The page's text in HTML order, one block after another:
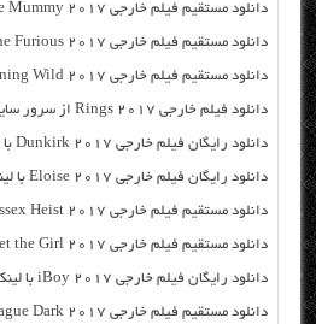
دانلود مستقیم فیلم خارجی The Mummy 2017 از سرور سایت
دانلود مستقیم فیلم خارجی The Fate of the Furious 2017 از سرور سایت
دانلود مستقیم فیلم خارجی Running Wild 2017 از سرور سایت
دانلود فیلم خارجی Rings 2017 از سرور سایت
دانلود رایگان فیلم خارجی Dunkirk 2017 با لینک مستقیم
دانلود رایگان فیلم خارجی Eloise 2017 با لینک مستقیم
دانلود مستقیم فیلم خارجی Essex Heist 2017 از سرور سایت
دانلود مستقیم فیلم خارجی Get the Girl 2017 از سرور سایت
دانلود رایگان فیلم خارجی iBoy 2017 با لینک مستقیم
دانلود مستقیم فیلم خارجی Justice League Dark 2017 از سرور سایت